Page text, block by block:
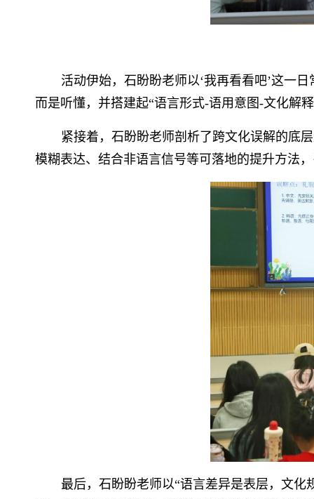
活动伊始，石盼盼老师以‘我再看看吧’这一
而是听懂，并搭建起“语言形式-语用意图-文化解
紧接着，石盼盼老师剖析了跨文化误解的底
模糊表达、结合非语言信号等可落地的提升方法
最后，石盼盼老师以“语言差异是表层，文